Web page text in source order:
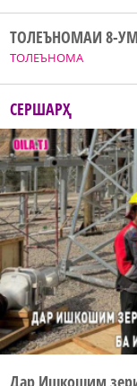
ТОЛЕЪНОМА
ТОЛЕЪНОМАИ 8-
СЕРШАРҲ
Дар Ишкошим